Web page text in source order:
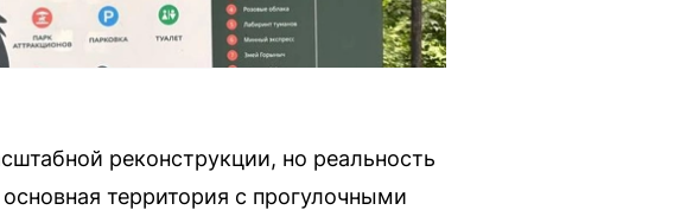
реконструкции, но реальность
территория с прогулочными